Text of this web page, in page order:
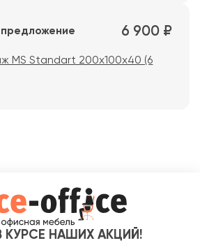
6 900 ₽
MS Standart 200x100x40 (6
КУРСЕ НАШИХ АКЦИЙ!